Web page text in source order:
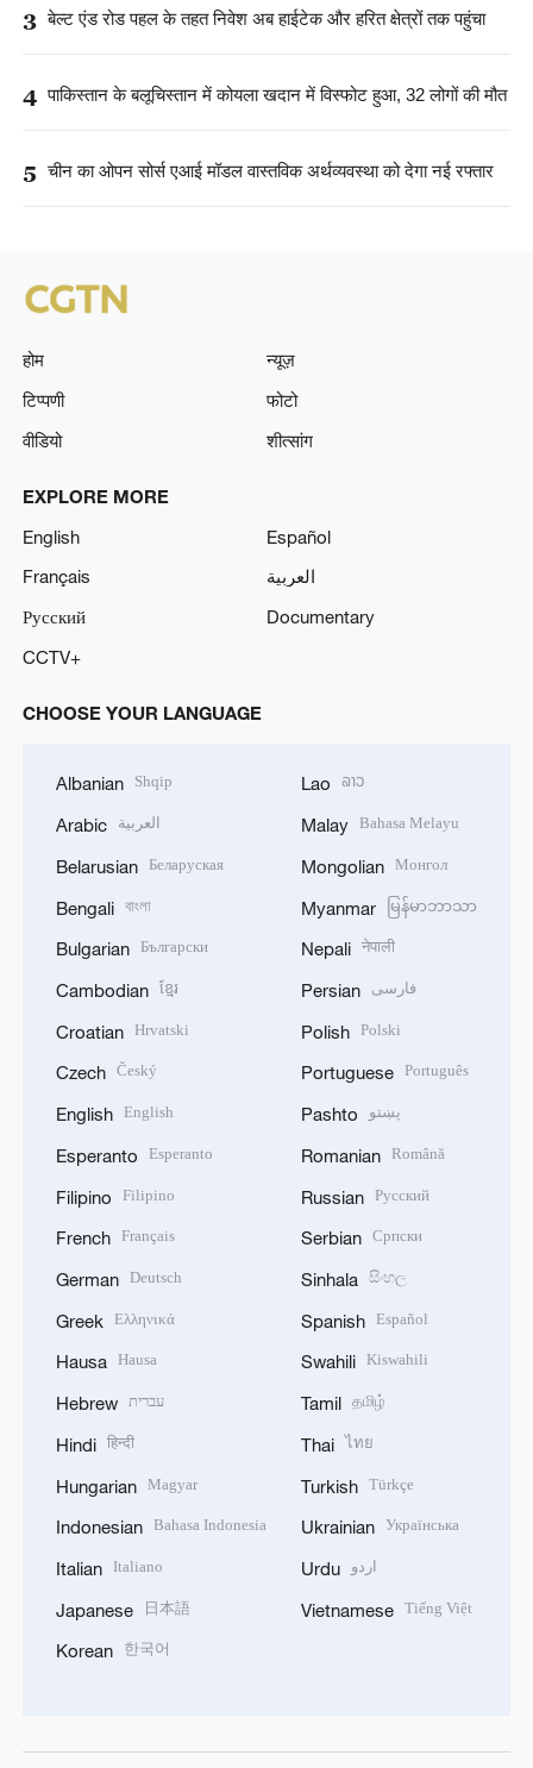
3 बेल्ट एंड रोड पहल के तहत निवेश अब हाईटेक और हरित क्षेत्रों तक पहुंचा
4 पाकिस्तान के बलूचिस्तान में कोयला खदान में विस्फोट हुआ, 32 लोगों की मौत
5 चीन का ओपन सोर्स एआई मॉडल वास्तविक अर्थव्यवस्था को देगा नई रफ्तार
होम
न्यूज़
टिप्पणी
फोटो
वीडियो
शीत्सांग
EXPLORE MORE
English
Español
Français
العربية
Русский
Documentary
CCTV+
CHOOSE YOUR LANGUAGE
Albanian Shqip
Arabic العربية
Belarusian Беларуская
Bengali বাংলা
Bulgarian Български
Cambodian ខ្មែរ
Croatian Hrvatski
Czech Český
English English
Esperanto Esperanto
Filipino Filipino
French Français
German Deutsch
Greek Ελληνικά
Hausa Hausa
Hebrew עברית
Hindi हिन्दी
Hungarian Magyar
Indonesian Bahasa Indonesia
Italian Italiano
Japanese 日本語
Korean 한국어
Lao ລາວ
Malay Bahasa Melayu
Mongolian Монгол
Myanmar မြန်မာဘာသာ
Nepali नेपाली
Persian فارسی
Polish Polski
Portuguese Português
Pashto پښتو
Romanian Română
Russian Русский
Serbian Српски
Sinhala සිංහල
Spanish Español
Swahili Kiswahili
Tamil தமிழ்
Thai ไทย
Turkish Türkçe
Ukrainian Українська
Urdu اردو
Vietnamese Tiếng Việt